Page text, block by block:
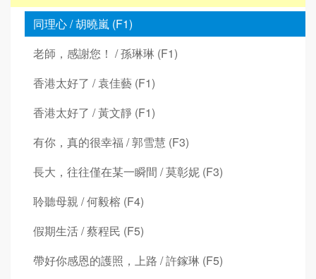
同理心 / 胡曉嵐 (F1)
老師，感謝您！ / 孫琳琳 (F1)
香港太好了 / 袁佳藝 (F1)
香港太好了 / 黃文靜 (F1)
有你，真的很幸福 / 郭雪慧 (F3)
長大，往往僅在某一瞬間 / 莫彰妮 (F3)
聆聽母親 / 何毅榕 (F4)
假期生活 / 蔡程民 (F5)
帶好你感恩的護照，上路 / 許鎵琳 (F5)